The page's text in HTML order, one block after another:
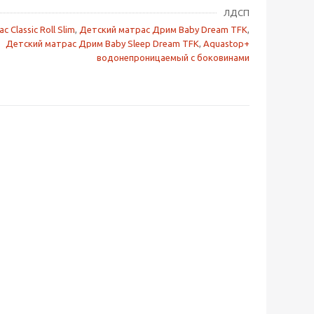
ЛДСП
Classic Roll Slim, Детский матрас Дрим Baby Dream TFK,
Детский матрас Дрим Baby Sleep Dream TFK, Aquastop+
водонепроницаемый с боковинами